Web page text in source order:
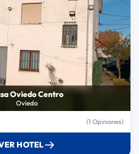
Oviedo Centro
Oviedo
(1 Opiniones)
HOTEL